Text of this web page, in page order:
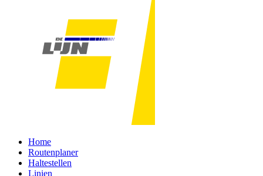
Home
Routenplaner
Haltestellen
Linien